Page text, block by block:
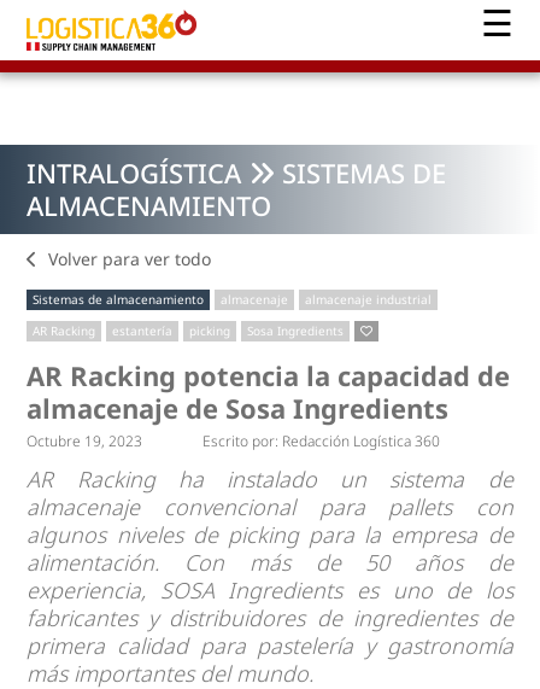
INTRALOGÍSTICA
SISTEMAS DE
ALMACENAMIENTO
Volver para ver todo
Sistemas de almacenamiento almacenaje
almacenaje industrial
AR Racking
estantería picking Sosa Ingredients
AR Racking potencia la capacidad de
almacenaje de Sosa Ingredients
Octubre 19, 2023 Escrito por: Redacción Logística 360
AR Racking ha instalado un sistema de
almacenaje convencional para pallets con
algunos niveles de picking para la empresa de
alimentación. Con más de 50 años de
experiencia, SOSA Ingredients es uno de los
fabricantes y distribuidores de ingredientes de
primera calidad para pastelería y gastronomía
más importantes del mundo.